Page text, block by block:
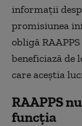
informații
promisiunea
obligă
beneficiază de
care aceștia
RAAPPS
funcția